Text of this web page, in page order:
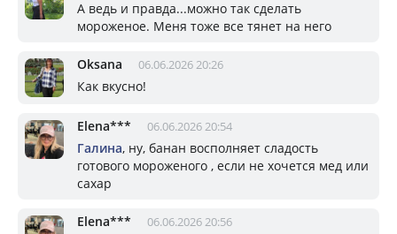
А ведь и правда...можно так сделать
мороженое. Меня тоже все тянет на него
Oksana 06.06.2026 20:26
Как вкусно!
Elena*** 06.06.2026 20:54
Галина, ну, банан восполняет сладость
готового мороженого , если не хочется мед или
сахар
Elena*** 06.06.2026 20:56